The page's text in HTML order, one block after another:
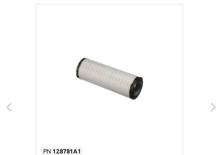
PN 128781A1